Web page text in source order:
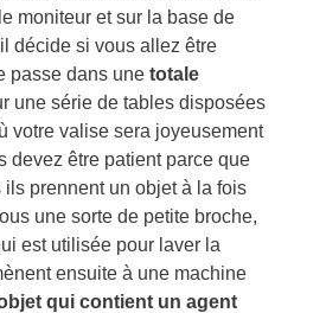
moniteur et sur la base de
décide si vous allez être
passe dans unetotale
une série de tables disposées
votre valise sera joyeusement
devez être patient parce que
prennent un objet à la fois
une sorte de petite broche,
est utilisée pour laver la
ensuite à une machine
qui contient un agent